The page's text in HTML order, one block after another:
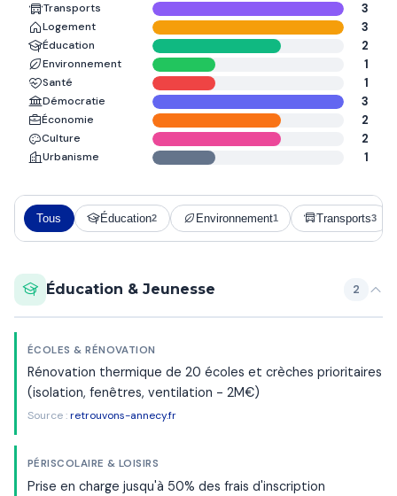
Transports 3
Logement 3
Éducation 2
Environnement 1
Santé 1
Démocratie 3
Économie 2
Culture 2
Urbanisme 1
Tous Éducation2 Environnement1 Transports3
Éducation & Jeunesse 2
ÉCOLES & RÉNOVATION
Rénovation thermique de 20 écoles et crèches prioritaires
(isolation, fenêtres, ventilation - 2M€)
Source :retrouvons-annecy.fr
PÉRISCOLAIRE & LOISIRS
Prise en charge jusqu'à 50% des frais d'inscription